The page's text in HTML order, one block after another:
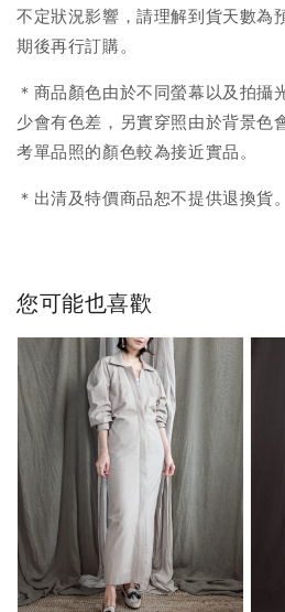
不定狀況影響，請理解到貨天數為
期後再行訂購。
＊商品顏色由於不同螢幕以及拍攝
少會有色差，另實穿照由於背景色
考單品照的顏色較為接近實品。
＊出清及特價商品恕不提供退換貨。
您可能也喜歡